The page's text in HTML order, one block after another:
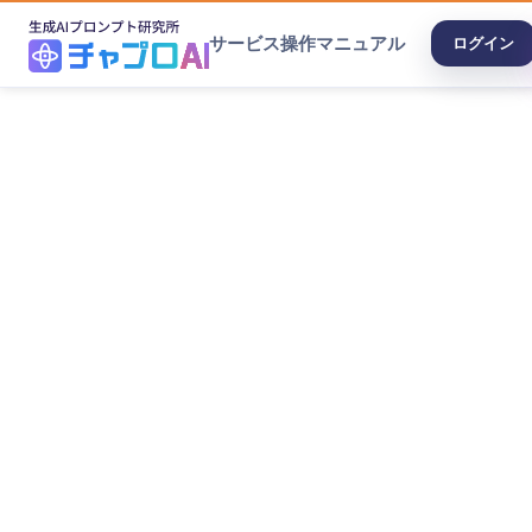
サービス操作マニュアル ログイン